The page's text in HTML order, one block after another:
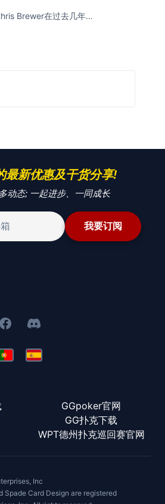
Brewer在过去几年…
最新优惠及干货分享!
动态; 一起进步、一同成长
我要订阅
GGpoker官网
GG扑克下载
WPT德州扑克巡回赛官网
Inc
Spade Card Design are registered